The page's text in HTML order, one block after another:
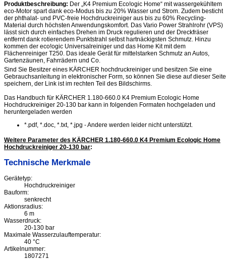
Produktbeschreibung: Der „K4 Premium Eco!ogic Home“ mit wassergekühltem
eco-Motor spart dank eco-Modus bis zu 20% Wasser und Strom. Zudem besticht
der phthalat- und PVC-freie Hochdruckreiniger aus bis zu 60% Recycling-
Material durch höchsten Anwendungskomfort. Das Vario Power Strahlrohr (VPS)
lässt sich durch einfaches Drehen im Druck regulieren und der Dreckfräser
entfernt dank rotierendem Punktstrahl selbst hartnäckigsten Schmutz. Hinzu
kommen der eco!ogic Universalreiniger und das Home Kit mit dem
Flächenreiniger T250. Das ideale Gerät für mittelstarken Schmutz an Autos,
Gartenzäunen, Fahrrädern und Co.
Sind Sie Besitzer eines KÄRCHER hochdruckreiniger und besitzen Sie eine
Gebrauchsanleitung in elektronischer Form, so können Sie diese auf dieser Seite
speichern, der Link ist im rechten Teil des Bildschirms.
Das Handbuch für KÄRCHER 1.180-660.0 K4 Premium Ecologic Home
Hochdruckreiniger 20-130 bar kann in folgenden Formaten hochgeladen und
heruntergeladen werden
*.pdf, *.doc, *.txt, *.jpg - Andere werden leider nicht unterstützt.
Weitere Parameter des KÄRCHER 1.180-660.0 K4 Premium Ecologic Home
Hochdruckreiniger 20-130 bar:
Technische Merkmale
Gerätetyp:
Hochdruckreiniger
Bauform:
senkrecht
Aktionsradius:
6 m
Wasserdruck:
20-130 bar
Maximale Wasserzulauftemperatur:
40 °C
Artikelnummer:
1807271